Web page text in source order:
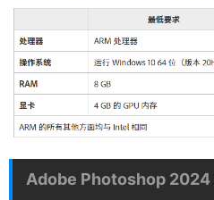
Adobe Photoshop 2024